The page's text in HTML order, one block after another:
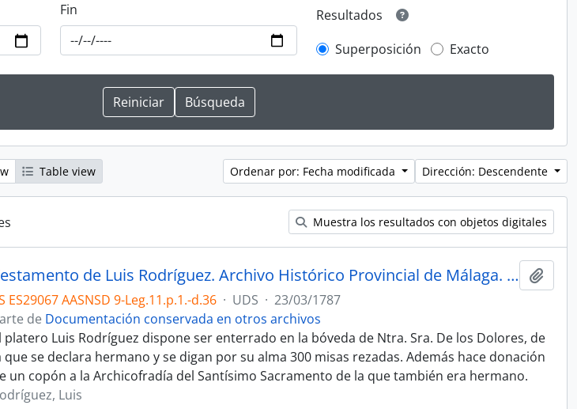
Fin
Resultados
Superposición
Exacto
Table view Ordenar por: Fecha modificada Dirección: Descendente
Muestra los resultados con objetos digitales
Testamento de Luis Rodríguez. Archivo Histórico Provincial de Málaga. Legajo 3162, folios 205-210 y 220-221. Escribanía de Manuel de Torres.
ES29067 AASNSD 9-Leg.11.p.1.-d.36 · UDS · 23/03/1787
de Documentación conservada en otros archivos
platero Luis Rodríguez dispone ser enterrado en la bóveda de Ntra. Sra. De los Dolores, de
que se declara hermano y se digan por su alma 300 misas rezadas. Además hace donación
un copón a la Archicofradía del Santísimo Sacramento de la que también era hermano.
Luis